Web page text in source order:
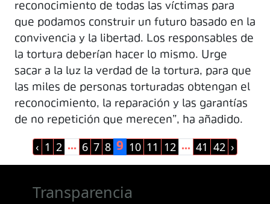
reconocimiento de todas las víctimas para
que podamos construir un futuro basado en la
convivencia y la libertad. Los responsables de
la tortura deberían hacer lo mismo. Urge
sacar a la luz la verdad de la tortura, para que
las miles de personas torturadas obtengan el
reconocimiento, la reparación y las garantías
de no repetición que merecen”, ha añadido.
‹ 1 2 ... 6 7 8 9 10 11 12 ... 41 42 ›
Transparencia